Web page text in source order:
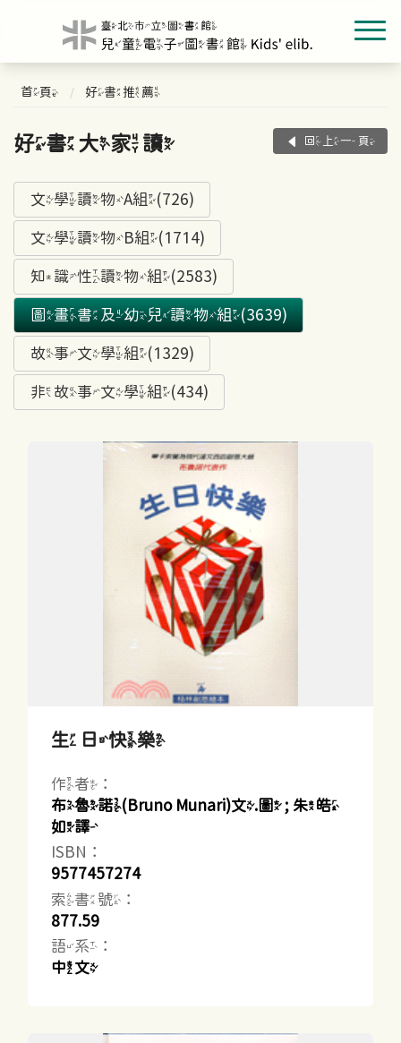
首頁 好書推薦
好書大家讀 回上一頁
文學讀物A組(726)
文學讀物B組(1714)
知識性讀物組(2583)
圖畫書及幼兒讀物組(3639)
故事文學組(1329)
非故事文學組(434)
生日快樂
作者：
布魯諾(Bruno Munari)文.圖 ; 朱皓
如譯
ISBN：
9577457274
索書號：
877.59
語系：
中文